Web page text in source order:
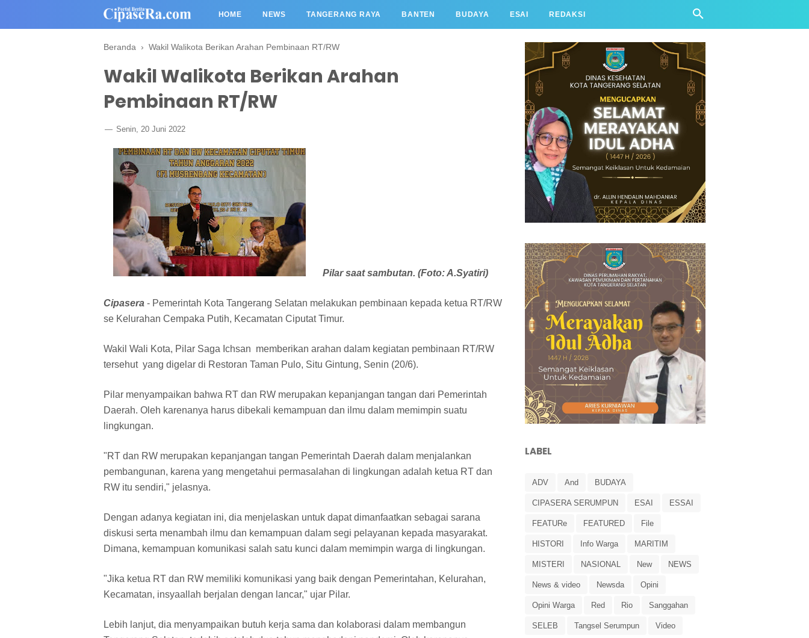
HOME NEWS TANGERANG RAYA BANTEN BUDAYA ESAI REDAKSI
Beranda › Wakil Walikota Berikan Arahan Pembinaan RT/RW
Wakil Walikota Berikan Arahan
Pembinaan RT/RW
Senin, 20 Juni 2022
Pilar saat sambutan. (Foto: A.Syatiri)
Cipasera - Pemerintah Kota Tangerang Selatan melakukan pembinaan kepada ketua RT/RW
se Kelurahan Cempaka Putih, Kecamatan Ciputat Timur.
Wakil Wali Kota, Pilar Saga Ichsan memberikan arahan dalam kegiatan pembinaan RT/RW
tersehut yang digelar di Restoran Taman Pulo, Situ Gintung, Senin (20/6).
Pilar menyampaikan bahwa RT dan RW merupakan kepanjangan tangan dari Pemerintah
Daerah. Oleh karenanya harus dibekali kemampuan dan ilmu dalam memimpin suatu
lingkungan.
"RT dan RW merupakan kepanjangan tangan Pemerintah Daerah dalam menjalankan
pembangunan, karena yang mengetahui permasalahan di lingkungan adalah ketua RT dan
RW itu sendiri," jelasnya.
Dengan adanya kegiatan ini, dia menjelaskan untuk dapat dimanfaatkan sebagai sarana
diskusi serta menambah ilmu dan kemampuan dalam segi pelayanan kepada masyarakat.
Dimana, kemampuan komunikasi salah satu kunci dalam memimpin warga di lingkungan.
"Jika ketua RT dan RW memiliki komunikasi yang baik dengan Pemerintahan, Kelurahan,
Kecamatan, insyaallah berjalan dengan lancar," ujar Pilar.
Lebih lanjut, dia menyampaikan butuh kerja sama dan kolaborasi dalam membangun
LABEL
ADV And BUDAYA
CIPASERA SERUMPUN ESAI ESSAI
FEATURe FEATURED File
HISTORI Info Warga MARITIM
MISTERI NASIONAL New NEWS
News & video Newsda Opini
Opini Warga Red Rio Sanggahan
SELEB Tangsel Serumpun Video